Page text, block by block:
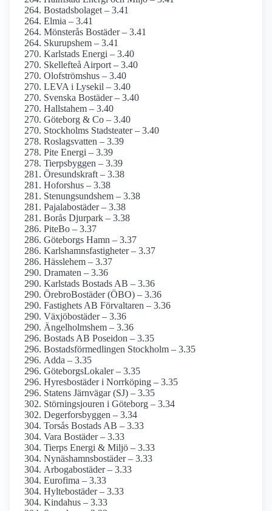
Bostadsbolaget – 3.41
Elmia – 3.41
Mönsterås Bostäder – 3.41
Skurupshem – 3.41
Karlstads Energi – 3.40
Skellefteå Airport – 3.40
Olofströmshus – 3.40
LEVA i Lysekil – 3.40
Svenska Bostäder – 3.40
Hallstahem – 3.40
Göteborg & Co – 3.40
Stockholms Stadsteater – 3.40
Roslagsvatten – 3.39
Pite Energi – 3.39
Tierpsbyggen – 3.39
Öresundskraft – 3.38
Hoforshus – 3.38
Stenungsundshem – 3.38
Pajala­bostäder – 3.38
Borås Djurpark – 3.38
PiteBo – 3.37
Göteborgs Hamn – 3.37
Karlshamnsfastigheter – 3.37
Hässlehem – 3.37
Dramaten – 3.36
Karlstads Bostads AB – 3.36
ÖrebroBostäder (ÖBO) – 3.36
Fastighets AB Förvaltaren – 3.36
Växjöbostäder – 3.36
Ängelholmshem – 3.36
Bostads AB Poseidon – 3.35
Bostadsförmedlingen Stockholm – 3.35
Adda – 3.35
GöteborgsLokaler – 3.35
Hyresbostäder i Norrköping – 3.35
Statens Järnvägar (SJ) – 3.35
Störningsjouren i Göteborg – 3.34
Degerforsbyggen – 3.34
Torsås Bostads AB – 3.33
Vara Bostäder – 3.33
Tierps Energi & Miljö – 3.33
Nynäshamnsbostäder – 3.33
Arbogabostäder – 3.33
Eurofima – 3.33
Hyltebostäder – 3.33
Kindahus – 3.33